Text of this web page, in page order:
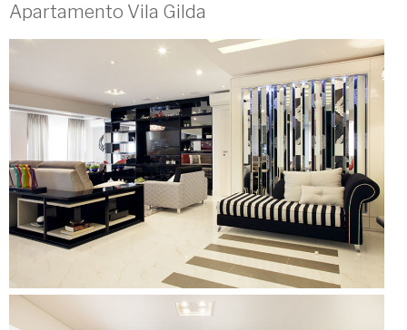
Apartamento Vila Gilda